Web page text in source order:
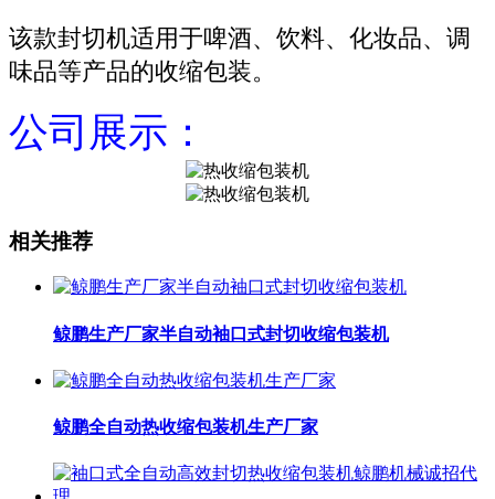
该款封切机适用于啤酒、饮料、化妆品、调
味品等产品的收缩包装。
公司展示：
相关推荐
鲸鹏生产厂家半自动袖口式封切收缩包装机
鲸鹏全自动热收缩包装机生产厂家